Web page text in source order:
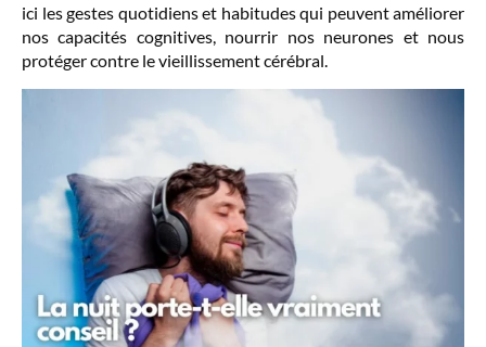
ici les gestes quotidiens et habitudes qui peuvent améliorer
nos capacités cognitives, nourrir nos neurones et nous
protéger contre le vieillissement cérébral.